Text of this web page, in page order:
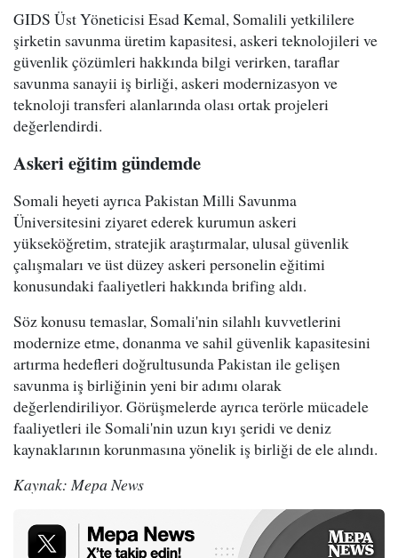
GIDS Üst Yöneticisi Esad Kemal, Somalili yetkililere
şirketin savunma üretim kapasitesi, askeri teknolojileri ve
güvenlik çözümleri hakkında bilgi verirken, taraflar
savunma sanayii iş birliği, askeri modernizasyon ve
teknoloji transferi alanlarında olası ortak projeleri
değerlendirdi.
Askeri eğitim gündemde
Somali heyeti ayrıca Pakistan Milli Savunma
Üniversitesini ziyaret ederek kurumun askeri
yükseköğretim, stratejik araştırmalar, ulusal güvenlik
çalışmaları ve üst düzey askeri personelin eğitimi
konusundaki faaliyetleri hakkında brifing aldı.
Söz konusu temaslar, Somali'nin silahlı kuvvetlerini
modernize etme, donanma ve sahil güvenlik kapasitesini
artırma hedefleri doğrultusunda Pakistan ile gelişen
savunma iş birliğinin yeni bir adımı olarak
değerlendiriliyor. Görüşmelerde ayrıca terörle mücadele
faaliyetleri ile Somali'nin uzun kıyı şeridi ve deniz
kaynaklarının korunmasına yönelik iş birliği de ele alındı.
Kaynak: Mepa News